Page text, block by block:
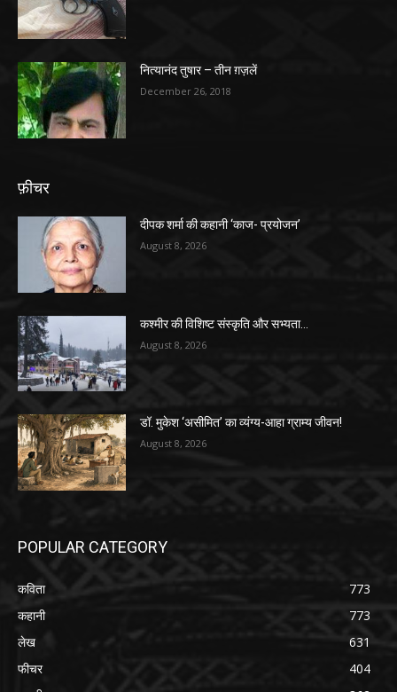
नित्यानंद तुषार – तीन ग़ज़लें
December 26, 2018
फ़ीचर
दीपक शर्मा की कहानी ‘काज- प्रयोजन’
August 8, 2026
कश्मीर की विशिष्ट संस्कृति और सभ्यता…
August 8, 2026
डॉ. मुकेश ‘असीमित’ का व्यंग्य-आहा ग्राम्य जीवन!
August 8, 2026
POPULAR CATEGORY
कविता
773
कहानी
773
लेख
631
फीचर
404